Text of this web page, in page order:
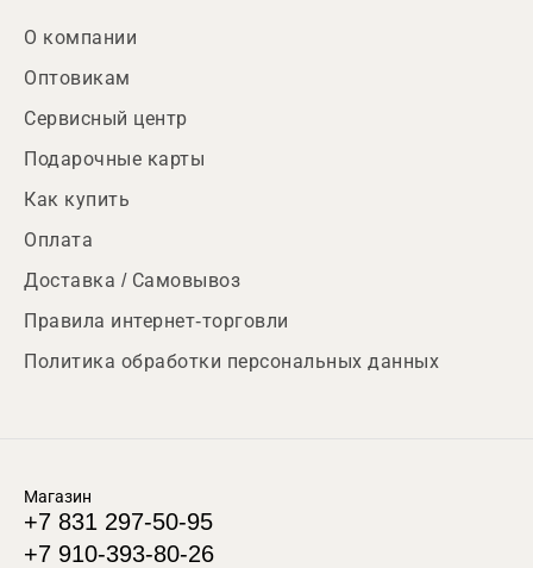
О компании
Оптовикам
Сервисный центр
Подарочные карты
Как купить
Оплата
Доставка / Самовывоз
Правила интернет-торговли
Политика обработки персональных данных
Магазин
+7 831 297-50-95
+7 910-393-80-26